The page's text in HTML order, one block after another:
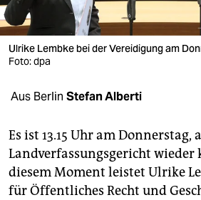
verlag
verlag
shop
fragen & hilfe
unterstützen
abo
Ulrike Lembke bei der Vereidigung am
Foto: dpa
Aus Berlin Stefan Alberti
Es ist 13.15 Uhr am Donnerstag,
Landverfassungsgericht
diesem Moment leistet Ulrike
für Öffentliches Recht und